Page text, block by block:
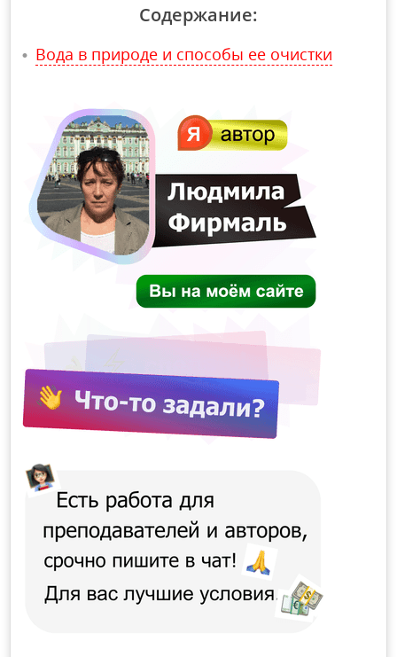
Содержание:
Вода в природе и способы ее очистки